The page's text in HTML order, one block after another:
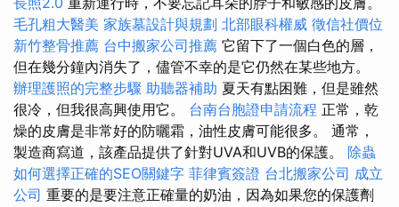
毛孔粗大醫美 家族墓設計與規劃 北部眼科權威 徵信社價位
新竹整骨推薦 台中搬家公司推薦 它留下了一個白色的層，
但在幾分鐘內消失了，儘管不幸的是它仍然在某些地方。
辦理護照的完整步驟 助聽器補助 夏天有點困難，但是雖然
很冷，但我很高興使用它。 台南台胞證申請流程 正常，乾
燥的皮膚是非常好的防曬霜，油性皮膚可能很多。 通常，
製造商寫道，該產品提供了針對UVA和UVB的保護。 除蟲
如何選擇正確的SEO關鍵字 菲律賓簽證 台北搬家公司 成立
公司 重要的是要注意正確量的奶油，因為如果您的保護劑